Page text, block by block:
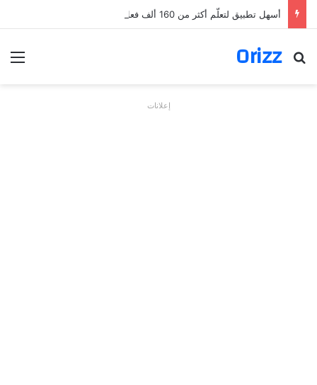
أسهل تطبيق لتعلّم أكثر من 160 ألف فعل بالألمانية
Orizz
بحث عن
إعلانات